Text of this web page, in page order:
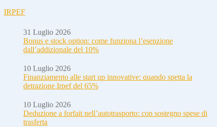
IRPEF
31 Luglio 2026
Bonus e stock option: come funziona l’esenzione
dall’addizionale del 10%
10 Luglio 2026
Finanziamento alle start up innovative: quando spetta la
detrazione Irpef del 65%
10 Luglio 2026
Deduzione a forfait nell’autotrasporto: con sostegno spese di
trasferta